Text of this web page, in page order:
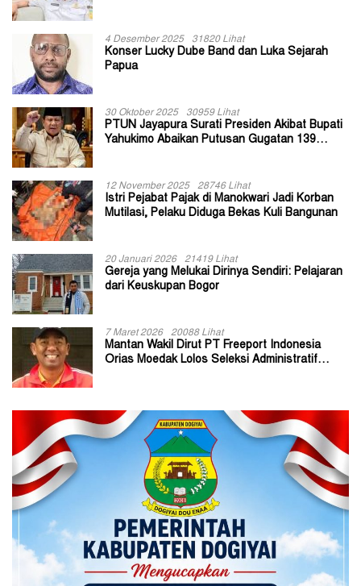
4 Desember 2025 31820 Lihat
Konser Lucky Dube Band dan Luka Sejarah
Papua
30 Oktober 2025 30959 Lihat
PTUN Jayapura Surati Presiden Akibat Bupati
Yahukimo Abaikan Putusan Gugatan 139
12 November 2025 28746 Lihat
Istri Pejabat Pajak di Manokwari Jadi Korban
Mutilasi, Pelaku Diduga Bekas Kuli Bangunan
20 Januari 2026 21419 Lihat
Gereja yang Melukai Dirinya Sendiri: Pelajaran
dari Keuskupan Bogor
7 Maret 2026 20088 Lihat
Mantan Wakil Dirut PT Freeport Indonesia
Orias Moedak Lolos Seleksi Administratif